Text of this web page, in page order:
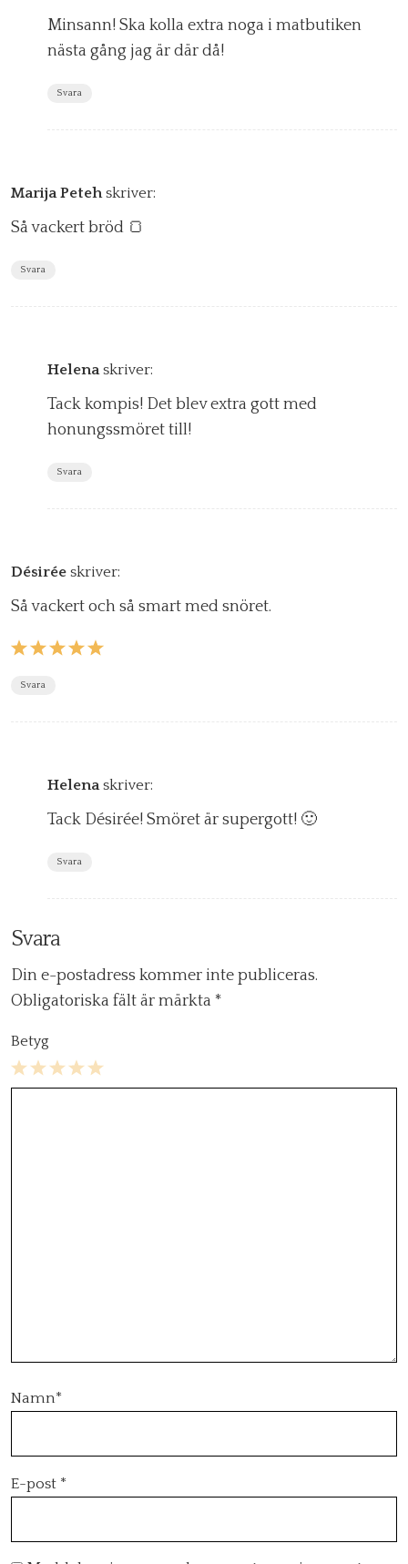
Minsann! Ska kolla extra noga i matbutiken
nästa gång jag är där då!
Svara
Marija Peteh skriver:
Så vackert bröd 🍞
Svara
Helena skriver:
Tack kompis! Det blev extra gott med
honungssmöret till!
Svara
Désirée skriver:
Så vackert och så smart med snöret.
Svara
Helena skriver:
Tack Désirée! Smöret är supergott! 🙂
Svara
Svara
Din e-postadress kommer inte publiceras.
Obligatoriska fält är märkta *
Betyg
5
4
3
2
1
Namn*
E-post *